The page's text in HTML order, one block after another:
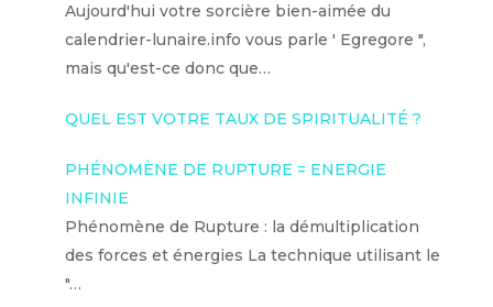
Aujourd'hui votre sorcière bien-aimée du
calendrier-lunaire.info vous parle ' Egregore ",
mais qu'est-ce donc que…
QUEL EST VOTRE TAUX DE SPIRITUALITÉ ?
PHÉNOMÈNE DE RUPTURE = ENERGIE
INFINIE
Phénomène de Rupture : la démultiplication
des forces et énergies La technique utilisant le
"…